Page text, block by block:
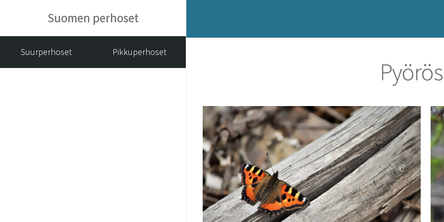
Suomen perhoset
Suurperhoset Pikkuperhoset